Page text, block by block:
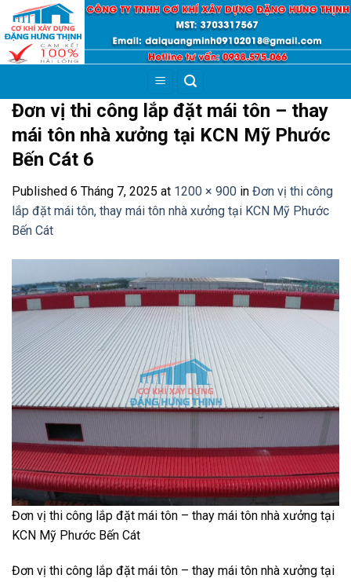
Skip
content
Đơn vị thi công lắp đặt mái tôn – thay
mái tôn nhà xưởng tại KCN Mỹ Phước
Bến Cát 6
Published 6 Tháng 7, 2025 at 1200 × 900 in Đơn vị thi công
lắp đặt mái tôn, thay mái tôn nhà xưởng tại KCN Mỹ Phước
Bến Cát
Đơn vị thi công lắp đặt mái tôn – thay mái tôn nhà xưởng tại
KCN Mỹ Phước Bến Cát
Đơn vị thi công lắp đặt mái tôn – thay mái tôn nhà xưởng tại